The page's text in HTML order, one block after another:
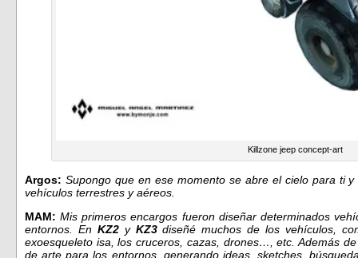
Killzone jeep concept-art
Argos: Supongo que en ese momento se abre el cielo para ti
vehículos terrestres y aéreos.
MAM: Mis primeros encargos fueron diseñar determinados
entornos. En KZ2y KZ3diseñé muchos de los vehículos,
exoesqueleto isa, los cruceros, cazas, drones…, etc. Además
de arte para los entornos. generando ideas, sketches,